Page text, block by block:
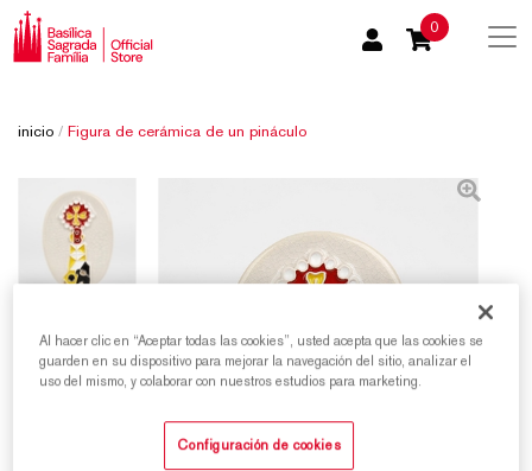
0
inicio / Figura de cerámica de un pináculo
Al hacer clic en “Aceptar todas las cookies”, usted acepta que las cookies se
guarden en su dispositivo para mejorar la navegación del sitio, analizar el
uso del mismo, y colaborar con nuestros estudios para marketing.
Configuración de cookies